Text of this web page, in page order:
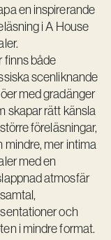
en inspirerande
i A House
finns både
scenliknande
med gradänger
skapar rätt känsla
föreläsningar,
mindre, mer intima
med en
atmosfär
och
i mindre format.